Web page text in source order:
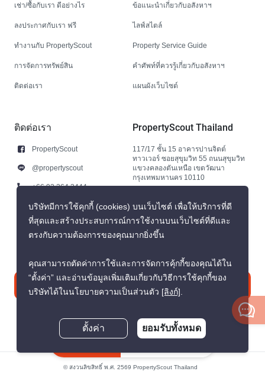
เช่า/ซื้อกับเรา ดีอย่างไร
ลงประกาศกับเรา ฟรี
ทำงานกับ PropertyScout
การจัดการทรัพย์สิน
ติดต่อเรา
ข้อแนะนำเกี่ยวกับอสังหาฯ
ไลฟ์สไตล์
Property Service Guide
คำศัพท์ที่ควรรู้เกี่ยวกับอสังหาฯ
แผนผังเว็บไซต์
ติดต่อเรา
PropertyScout
@propertyscout
+66 92 264 3444
+66 92 264 3444
contact@propertyscout.co.th
PropertyScout Thailand
117/17 ชั้น 15 อาคารปานจิตต์
ทาวเวอร์ ซอยสุขุมวิท 55 ถนนสุขุมวิท
แขวงคลองตันเหนือ เขตวัฒนา
กรุงเทพมหานคร 10110
ติดต่อเรา
© สงวนลิขสิทธิ์ พ.ศ. 2569 PropertyScout Thailand
บริษัทมีการใช้คุกกี้ (cookies) บนเว็บไซต์ เพื่อให้บริการที่ดี
ที่สุดและสร้างประสบการณ์การใช้งานบนเว็บไซต์ที่ดีและ
ตรงกับความต้องการของคุณมากยิ่งขึ้น
คุณสามารถตัดค่าการใช้และการจัดการคุ้กกี้ของคุณได้ใน
“ตั้งค่า” และอ่านข้อมูลเพิ่มเติมเกี่ยวกับวิธีการใช้คุกกี้ของ
บริษัทได้ในนโยบายความเป็นส่วนตัว [ลิงก์].
ตั้งค่า ยอมรับทั้งหมด